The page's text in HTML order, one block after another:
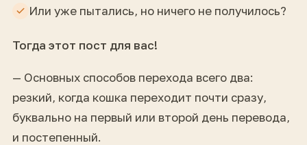
Или уже пытались, но ничего не получилось?
Тогда этот пост для вас!
— Основных способов перехода всего два:
резкий, когда кошка переходит почти сразу,
буквально на первый или второй день перевода,
и постепенный.